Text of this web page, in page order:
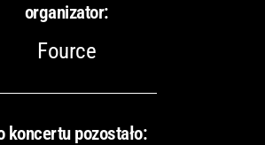
organizator:
Fource
koncertu pozostało: